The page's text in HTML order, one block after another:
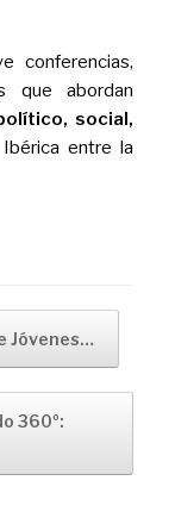
conferencias,
que abordan
social,
entre la
Jóvenes…
360º: